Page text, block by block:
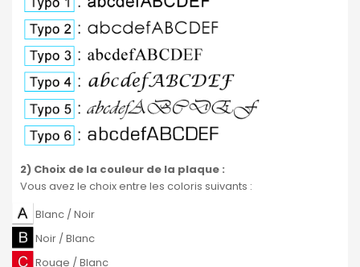
2) Choix de la couleur de la plaque :
Vous avez le choix entre les coloris suivants :
Blanc / Noir
Noir / Blanc
Rouge / Blanc